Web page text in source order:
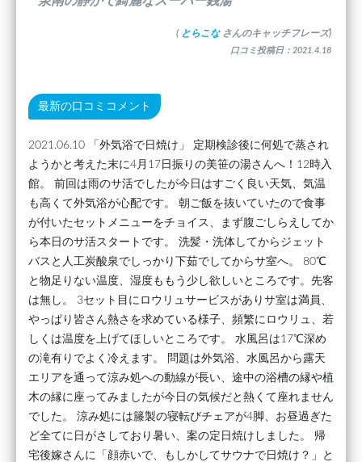
( とらこな さんのキャッチフレーズ)
口コミ投稿日：2021.4.18
最新の口コミコメント
2021.06.10 「外気浴で日焼け」 定期検診後に何処で蒸され
ようかと考えた末に4月17日振りの美笹の湯さんへ！12時入
館。 前回は雨のサ活でしたが今日はすごく良い天気、気温
も高くて外気浴が心配です。 朝ご飯を抜いていたので食事
が付いたセットメニューをチョイス、まず腹ごしらえしてか
ら本日のサ活スタートです。 洗髪・洗体してからジェット
バスと人工炭酸泉でしっかり下茹でしてからサ室へ。 80℃
と物足りない温度、湿度ももう少し欲しいところです。先客
は無し。 3セット目にロウリュサービスがありサ室は満員、
やっぱり皆さん熱さを求めている様子、頻繁にロウリュ、若
しくは温度を上げてほしいところです。 水風呂は17℃深め
の滝有りでよく冷えます。 問題は外気浴、水風呂から露天
エリアを通って涼み処への動線が長い、途中の浴槽の縁や植
木の縁に座ってみましたが今日の気候だと熱くて座れません
でした。 涼み処には籐製の寝転びチェアが4脚、お昼過ぎた
ど全てに日がさしており暑い、案の定日焼けしました。 帰
宅後嫁さんに「顔赤いで、もしかしてサウナで日焼け？」と